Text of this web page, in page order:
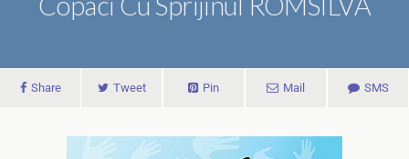
Share Tweet Pin Mail SMS